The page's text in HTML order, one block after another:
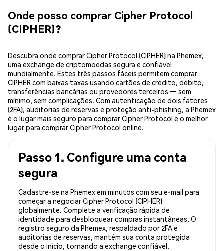
Onde posso comprar Cipher Protocol
(CIPHER)?
Descubra onde comprar Cipher Protocol (CIPHER) na Phemex,
uma exchange de criptomoedas segura e confiável
mundialmente. Estes três passos fáceis permitem comprar
CIPHER com baixas taxas usando cartões de crédito, débito,
transferências bancárias ou provedores terceiros — sem
mínimo, sem complicações. Com autenticação de dois fatores
(2FA), auditorias de reservas e proteção anti-phishing, a Phemex
é o lugar mais seguro para comprar Cipher Protocol e o melhor
lugar para comprar Cipher Protocol online.
Passo 1. Configure uma conta
segura
Cadastre-se na Phemex em minutos com seu e-mail para
começar a negociar Cipher Protocol (CIPHER)
globalmente. Complete a verificação rápida de
identidade para desbloquear compras instantâneas. O
registro seguro da Phemex, respaldado por 2FA e
auditorias de reservas, mantém sua conta protegida
desde o início, tornando a exchange confiável.